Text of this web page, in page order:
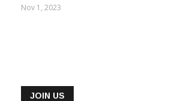
Nov 1, 2023
JOIN US